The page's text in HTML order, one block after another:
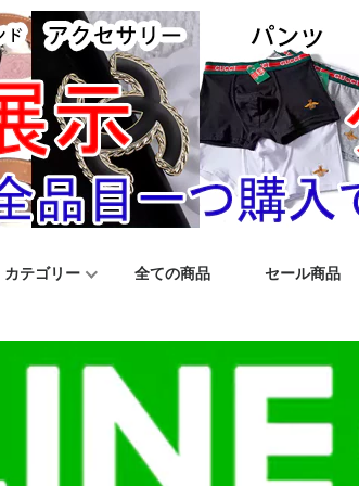
カテゴリー 全ての商品 セール商品